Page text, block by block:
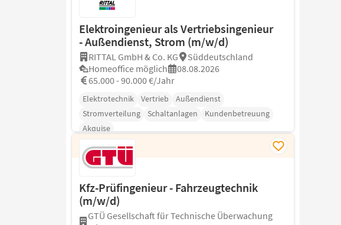
Elektroingenieur als Vertriebsingenieur
- Außendienst, Strom (m/w/d)
RITTAL GmbH & Co. KG
Süddeutschland
Homeoffice möglich
08.08.2026
65.000 - 90.000 €/Jahr
Elektrotechnik Vertrieb
Außendienst
Stromverteilung
Schaltanlagen
Kundenbetreuung
Akquise
Kfz-Prüfingenieur - Fahrzeugtechnik
(m/w/d)
GTÜ Gesellschaft für Technische Überwachung